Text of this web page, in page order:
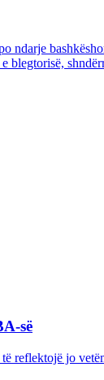
ndarje
blegtorisë,
së
reflektojë jo